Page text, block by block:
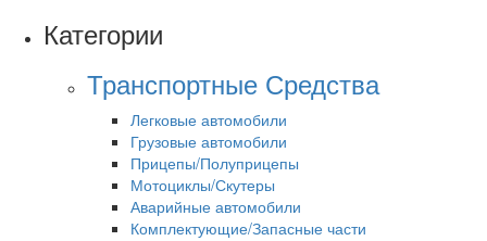
Категории
Транспортные Средства
Легковые автомобили
Грузовые автомобили
Прицепы/Полуприцепы
Мотоциклы/Скутеры
Аварийные автомобили
Комплектующие/Запасные части